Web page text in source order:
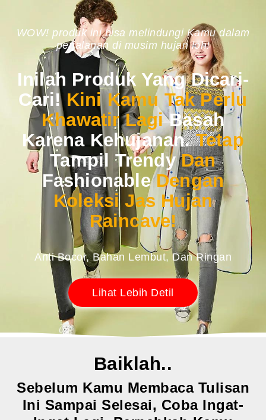
WOW! produk ini bisa melindungi Kamu dalam
perjalanan di musim hujan loh!
Inilah Produk Yang Dicari-
Cari! Kini Kamu Tak Perlu
Khawatir LagiBasah
Karena Kehujanan.Tetap
Tampil TrendyDan
FashionableDengan
Koleksi Jas Hujan
Raincave!
Anti Bocor, Bahan Lembut, Dan Ringan
Lihat Lebih Detil
Baiklah..
Sebelum Kamu Membaca Tulisan
Ini Sampai Selesai, Coba Ingat-